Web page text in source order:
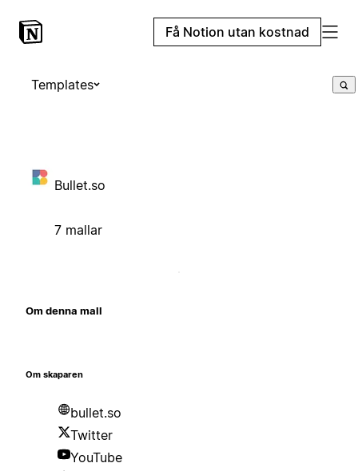
Få Notion utan kostnad
Templates
Bullet.so
7 mallar
Om denna mall
Om skaparen
bullet.so
Twitter
YouTube